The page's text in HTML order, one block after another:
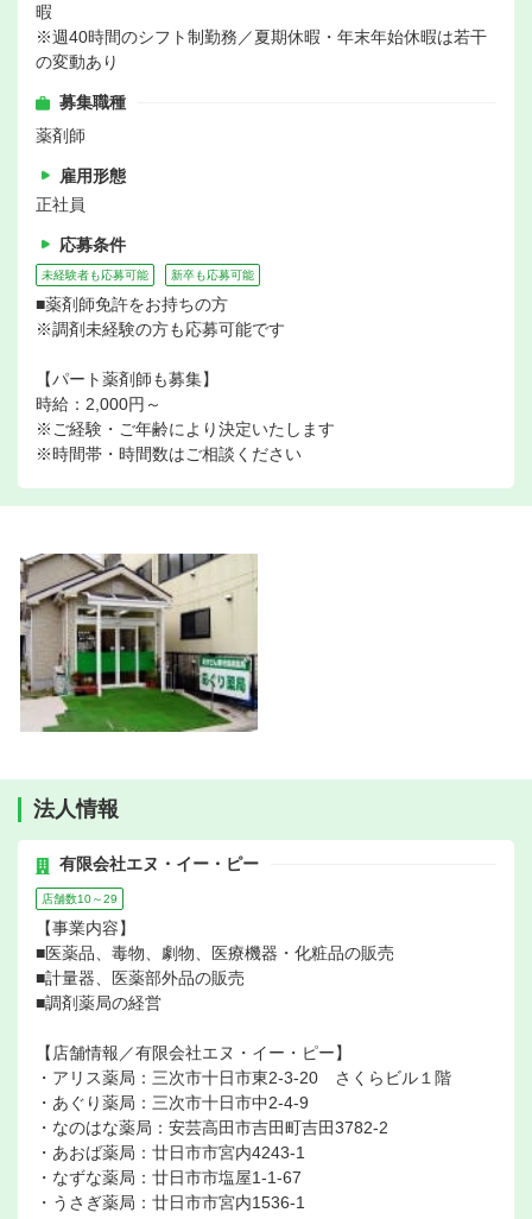
暇
※週40時間のシフト制勤務／夏期休暇・年末年始休暇は若干
の変動あり
募集職種
薬剤師
雇用形態
正社員
応募条件
未経験者も応募可能 新卒も応募可能
■薬剤師免許をお持ちの方
※調剤未経験の方も応募可能です
【パート薬剤師も募集】
時給：2,000円～
※ご経験・ご年齢により決定いたします
※時間帯・時間数はご相談ください
法人情報
有限会社エヌ・イー・ピー
店舗数10～29
【事業内容】
■医薬品、毒物、劇物、医療機器・化粧品の販売
■計量器、医薬部外品の販売
■調剤薬局の経営
【店舗情報／有限会社エヌ・イー・ピー】
・アリス薬局：三次市十日市東2-3-20 さくらビル１階
・あぐり薬局：三次市十日市中2-4-9
・なのはな薬局：安芸高田市吉田町吉田3782-2
・あおば薬局：廿日市市宮内4243-1
・なずな薬局：廿日市市塩屋1-1-67
・うさぎ薬局：廿日市市宮内1536-1